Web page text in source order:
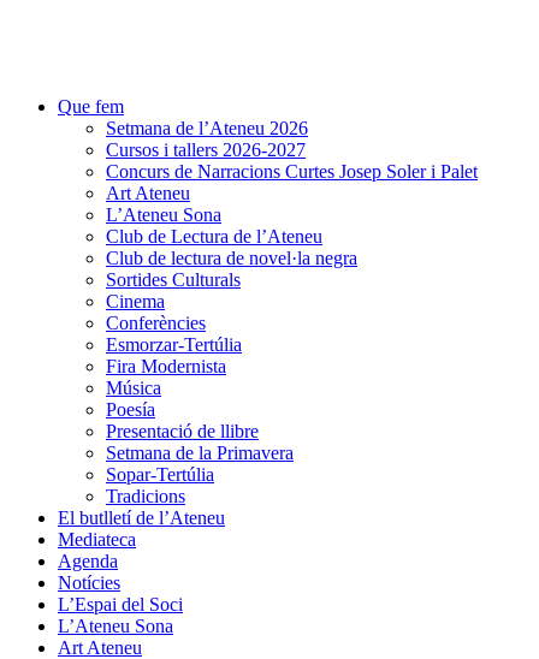
Que fem
Setmana de l’Ateneu 2026
Cursos i tallers 2026-2027
Concurs de Narracions Curtes Josep Soler i Palet
Art Ateneu
L’Ateneu Sona
Club de Lectura de l’Ateneu
Club de lectura de novel·la negra
Sortides Culturals
Cinema
Conferències
Esmorzar-Tertúlia
Fira Modernista
Música
Poesía
Presentació de llibre
Setmana de la Primavera
Sopar-Tertúlia
Tradicions
El butlletí de l’Ateneu
Mediateca
Agenda
Notícies
L’Espai del Soci
L’Ateneu Sona
Art Ateneu